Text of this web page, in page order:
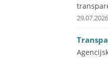
29.07.2026